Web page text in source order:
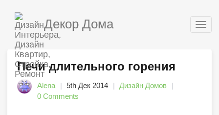
Декор Дома
Печи длительного горения
Alena 5th Дек 2014
Дизайн Домов
0 Comments